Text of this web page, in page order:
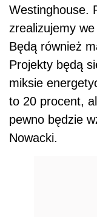
Westinghouse.
zrealizujemy
Będą również
Projekty będą
miksie
to 20 procent,
pewno będzie
Nowacki.